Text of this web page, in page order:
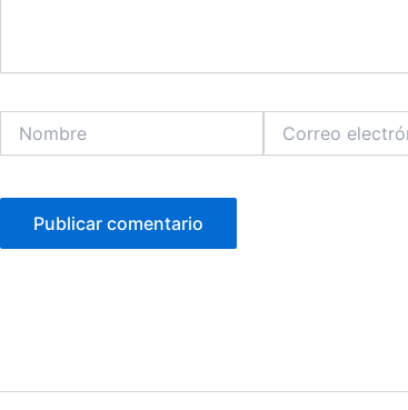
electrónico